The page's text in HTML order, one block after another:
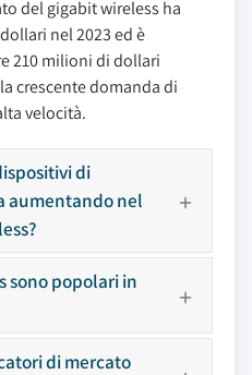
del gigabit wireless ha
nel 2023 ed è
210 milioni di dollari
crescente domanda di
velocità.
di
aumentando nel
sono popolari in
di mercato